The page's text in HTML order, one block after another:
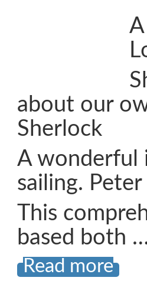
about our
Sherlock
A wonderful
sailing.
This
based both
Read more